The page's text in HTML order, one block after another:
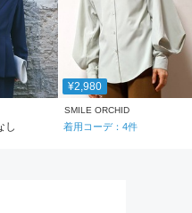
し
¥2,980
SMILE ORCHID
着用コーデ：4件